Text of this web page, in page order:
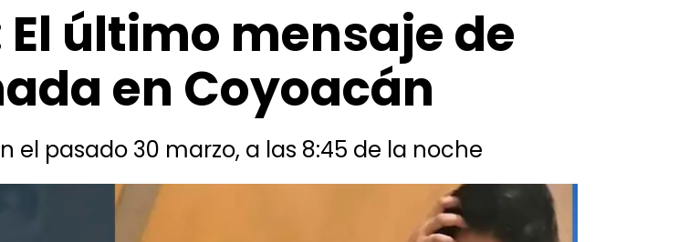
último mensaje de
en Coyoacán
el pasado 30 marzo, a las 8:45 de la noche